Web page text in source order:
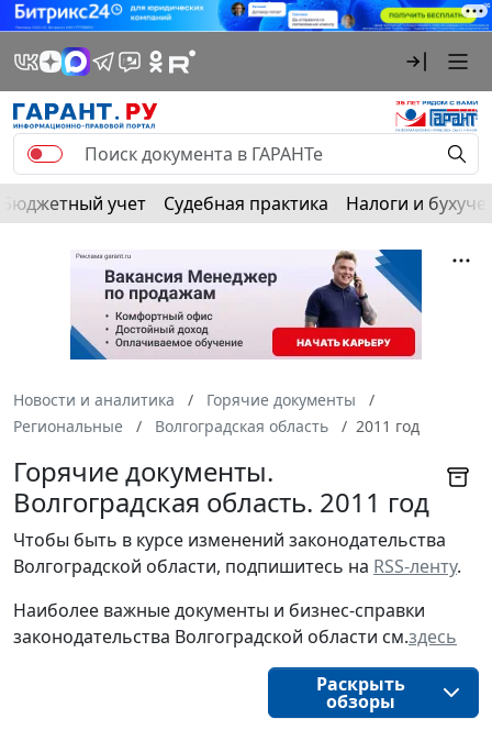
Бюджетный учет Судебная практика Налоги и
Новости и аналитика
Горячие документы
Региональные
Волгоградская область 2011 год
Горячие документы.
Волгоградская область. 2011 год
Чтобы быть в курсе изменений законодательства
Волгоградской области, подпишитесь на RSS-ленту.
Наиболее важные документы и бизнес-справки
законодательства Волгоградской области см.здесь
Раскрыть
обзоры